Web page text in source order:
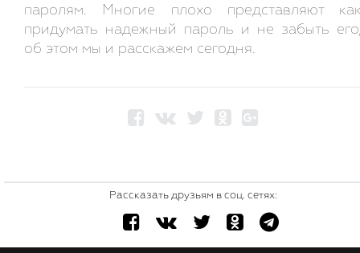
паролям. Многие плохо представляют
придумать надежный пароль и не забыть
об этом мы и расскажем сегодня.
Рассказать друзьям в соц. сетях: